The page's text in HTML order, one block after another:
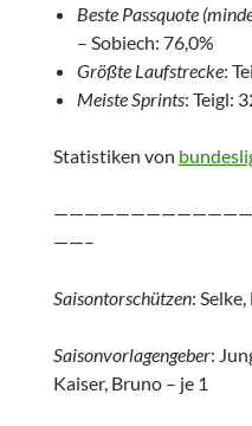
Beste Passquote
– Sobiech: 76,0%
Größte Laufstrecke:
Meiste Sprints: Teigl:
Statistiken von
——–
Saisontorschützen:
Saisonvorlagengeber:
Kaiser, Bruno – je 1